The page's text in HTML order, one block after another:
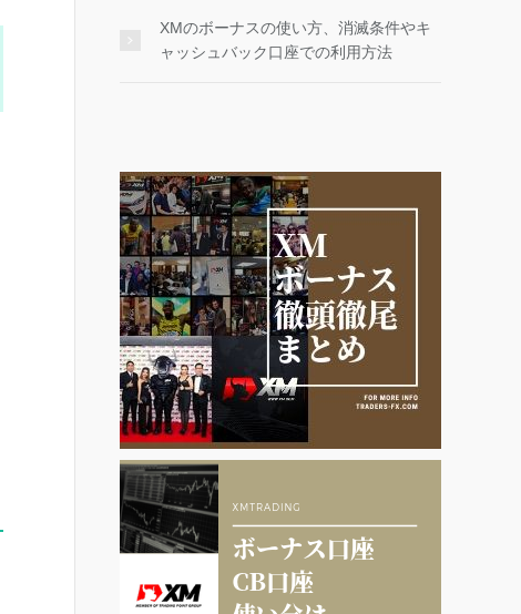
XMのボーナスの使い方、消滅条件やキ
ャッシュバック口座での利用方法